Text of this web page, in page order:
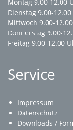
Montag 9.00-12.00
Dienstag 9.00-
Mittwoch 9.00-
Donnerstag 9.00-
Freitag 9.00-12.00
Service
Impressum
Datenschutz
Downloads /